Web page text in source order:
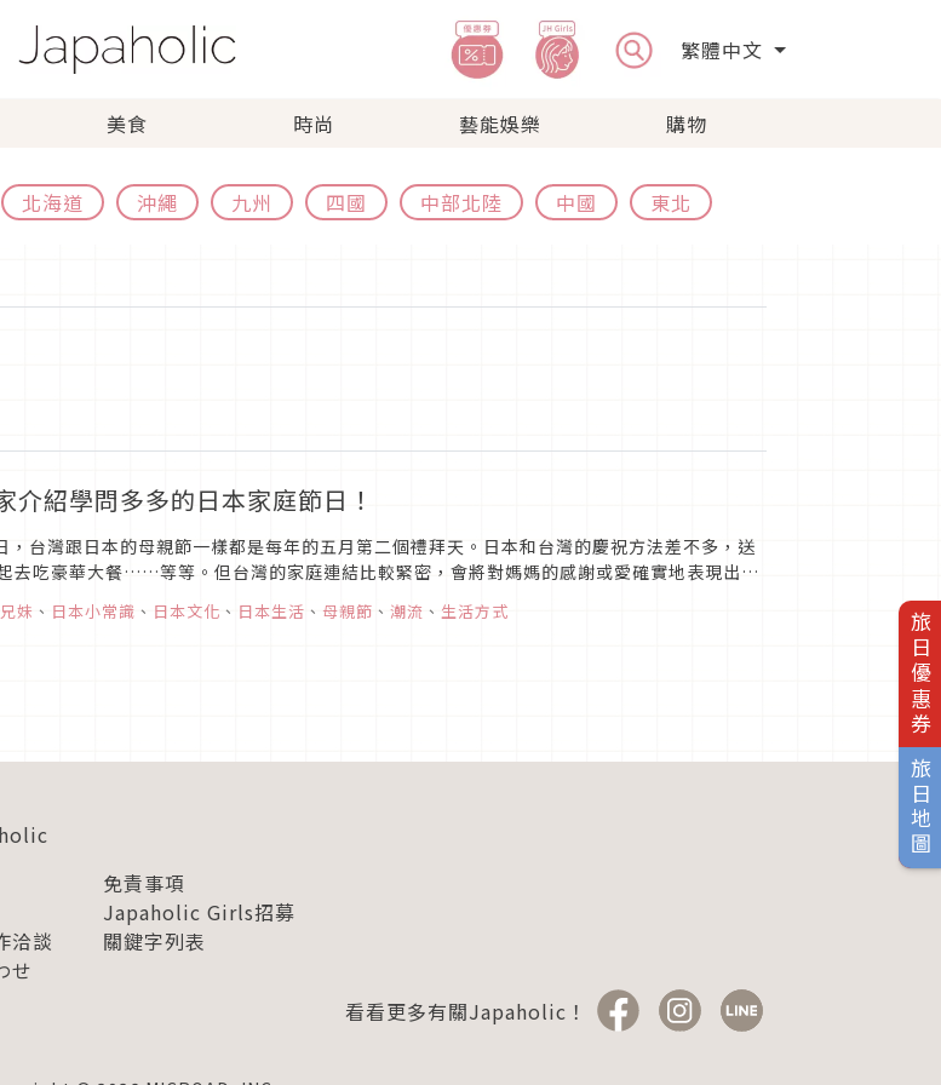
繁體中文
美食 時尚 藝能娛樂 購物
北海道 沖繩 九州 四國 中部北陸 中國 東北
旅日優惠券
旅日地圖
介紹學問多多的日本家庭節日！
，台灣跟日本的母親節一樣都是每年的五月第二個禮拜天。日本和台灣的慶祝方法差不多，送
去吃豪華大餐……等等。但台灣的家庭連結比較緊密，會將對媽媽的感謝或愛確實地表現出
妹 、 日本小常識 、 日本文化 、 日本生活 、 母親節 、 潮流 、 生活方式
免責事項
Japaholic Girls招募
洽談
關鍵字列表
せ
看看更多有關Japaholic！